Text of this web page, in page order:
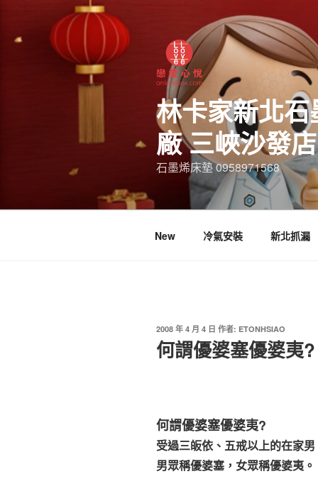
林卡家新北
廠 三峽沙發
石墨烯床墊 0958971568
New 冷氣安裝 新北抓漏
2008 年 4 月 4 日 作者: ETONHSIAO
何謂優婆塞優婆夷
何謂優婆塞優婆夷?
受過三皈依、五戒以上的在家
男眾稱優婆塞，女眾稱優婆夷。